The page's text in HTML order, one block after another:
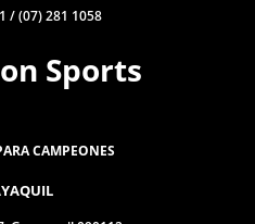
/ (07) 281 1058
Sports
CAMPEONES